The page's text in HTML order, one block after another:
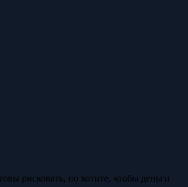
рисковать, но хотите, чтобы деньги